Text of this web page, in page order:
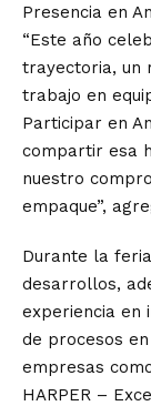
Presencia en
“Este año
trayectoria, un
trabajo en
Participar en
compartir esa
nuestro
empaque”,
Durante la
desarrollos,
experiencia en
de procesos
empresas
HARPER –